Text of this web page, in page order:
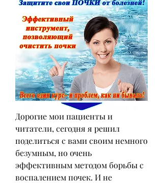
Дорогие мои пациенты и
читатели, сегодня я решил
поделиться с вами своим немного
безумным, но очень
эффективным методом борьбы с
воспалением почек. И не